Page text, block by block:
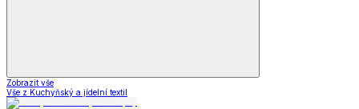
Zobrazit vše
Vše z Kuchyňský a jídelní textil